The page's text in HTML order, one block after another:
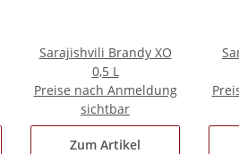
Sarajishvili Brandy XO
0,5 L
Preise nach Anmeldung
sichtbar
Zum Artikel